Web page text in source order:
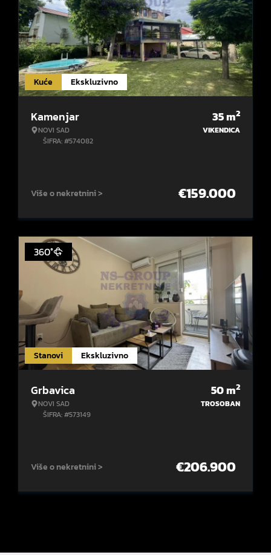
Kuće Ekskluzivno
Kamenjar
NOVI SAD
ŠIFRA: #574082
35m2
VIKENDICA
Više o nekretnini > €159.000
Stanovi Ekskluzivno
360°
Grbavica
NOVI SAD
ŠIFRA: #573149
50m2
TROSOBAN
Više o nekretnini > €206.900